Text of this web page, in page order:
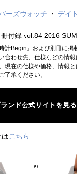
ーズウォッチ
デイト
付録 vol.84 2016
計Begin』および別冊に掲
合わせ先、仕様などの情
現在の仕様や価格、情報と
了承ください。
ランド公式サイトを見る
はこちら
PICKUP PRODUCT